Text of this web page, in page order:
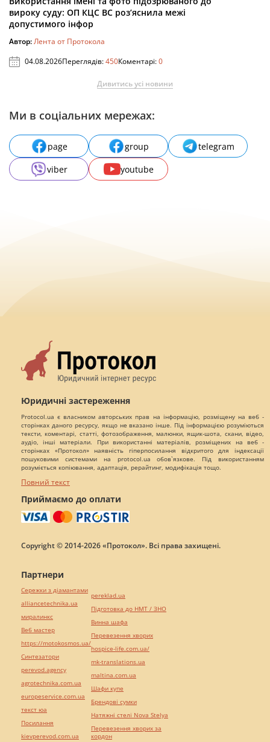
вироку суду: ОП КЦС ВС роз’яснила межі
допустимого інфор
Автор:Лента от Протокола
04.08.2026Переглядів:450Коментарі:0
Дивитись усі новини
Ми в соціальних мережах:
page group
telegram
viber
youtube
Юридичні застереження
Protocol.ua є власником авторських прав на інформацію, розміщену на веб -
сторінках даного ресурсу, якщо не вказано інше. Під інформацією розуміються
тексти, коментарі, статті, фотозображення, малюнки, ящик-шота, скани, відео,
аудіо, інші матеріали. При використанні матеріалів, розміщених на веб -
сторінках «Протокол» наявність гіперпосилання відкритого для індексації
пошуковими системами на protocol.ua обов`язкове. Під використанням
розуміється копіювання, адаптація, рерайтинг, модифікація тощо.
Повний текст
Приймаємо до оплати
Copyright © 2014-2026 «Протокол». Всі права захищені.
Партнери
Сережки з діамантами
alliancetechnika.ua
миралинкс
Веб мастер
https://motokosmos.ua/
Синтезатори
perevod.agency
agrotechnika.com.ua
europeservice.com.ua
текст юа
Посилання
kievperevod.com.ua
pereklad.ua
Підготовка до НМТ / ЗНО
Винна шафа
Перевезення хворих
hospice-life.com.ua/
mk-translations.ua
maltina.com.ua
Шафи купе
Брендові сумки
Натяжні стелі Nova Stelya
Перевезення хворих за
кордон